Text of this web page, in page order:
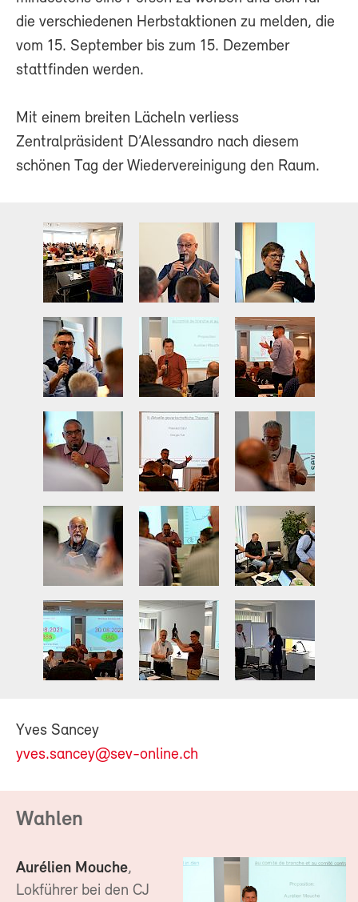
die verschiedenen Herbstaktionen zu melden, die
vom 15. September bis zum 15. Dezember
stattfinden werden.
Mit einem breiten Lächeln verliess
Zentralpräsident D’Alessandro nach diesem
schönen Tag der Wiedervereinigung den Raum.
Yves Sancey
yves.sancey@sev-online.ch
Wahlen
Aurélien Mouche,
Lokführer bei den CJ